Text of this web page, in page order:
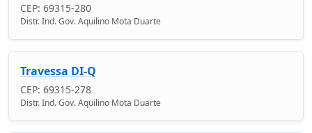
CEP: 69315-280
Distr. Ind. Gov. Aquilino Mota Duarte
Travessa DI-Q
CEP: 69315-278
Distr. Ind. Gov. Aquilino Mota Duarte